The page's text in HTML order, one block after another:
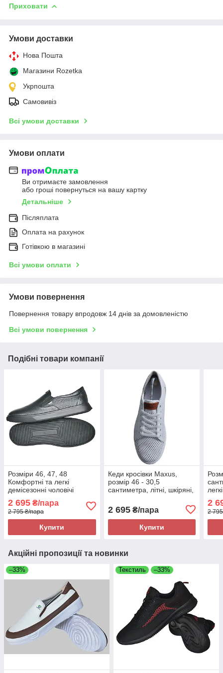
Приховати
Умови доставки
Нова Пошта
Магазини Rozetka
Укрпошта
Самовивіз
Всі умови доставки
Умови оплати
Ви отримаєте замовлення
або гроші повернуться на вашу картку
Детальніше
Післяплата
Оплата на рахунок
Готівкою в магазині
Всі умови оплати
Умови повернення
Повернення товару впродовж 14 днів за домовленістю
Всі умови повернення
Подібні товари компанії
Розміри 46, 47, 48
Комфортні та легкі
демісезонні чоловічі
чорні, на підошві з піни
2 695 ₴/пара
2 795 ₴/пара
Купити
Кеди кросівки Maxus,
розмір 46 - 30,5
сантиметра, літні, шкіряні,
2 695₴/пара
Купити
2
2
Акційні пропозиції та новинки
–33% Текстиль –33%